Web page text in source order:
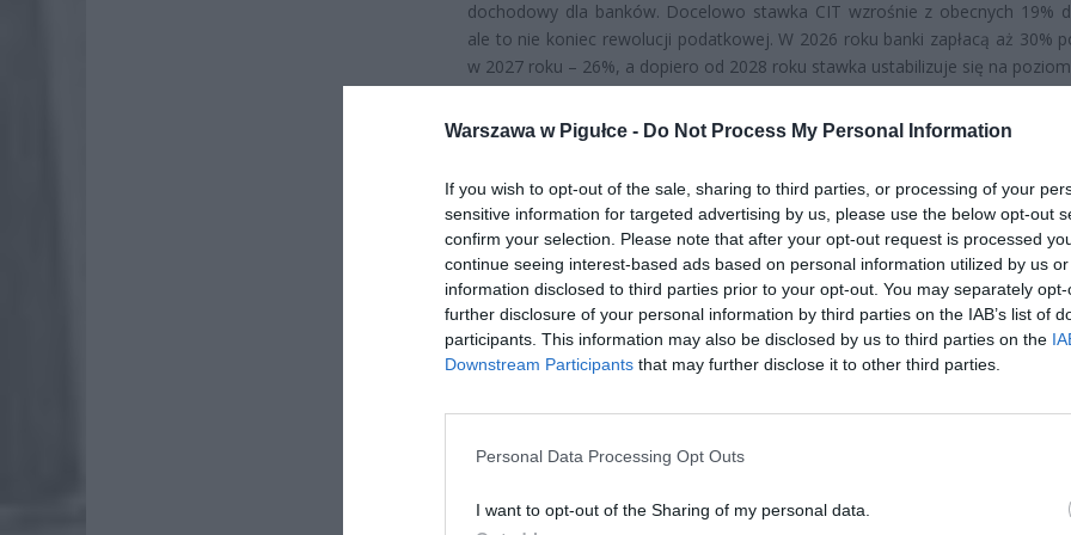
Warszawa w Pigułce - Do Not Process My Personal Information
If you wish to opt-out of the sale, sharing to third parties, or processing of your
sensitive information for targeted advertising by us, please use the below opt-out
confirm your selection. Please note that after your opt-out request is processed
continue seeing interest-based ads based on personal information utilized by us
information disclosed to third parties prior to your opt-out. You may separately
further disclosure of your personal information by third parties on the IAB’s list of
participants. This information may also be disclosed by us to third parties on the
Downstream Participants that may further disclose it to other third parties.
Personal Data Processing Opt Outs
I want to opt-out of the Sharing of my personal data.
dochodowy dla banków. Docelowo stawka CIT wzrośnie z obecnych 19%
ale to nie koniec rewolucji podatkowej. W 2026 roku banki zapłacą aż 30%
w 2027 roku – 26%, a dopiero od 2028 roku stawka ustabilizuje się na
ad
ZOBACZ RÓWNIEŻ: